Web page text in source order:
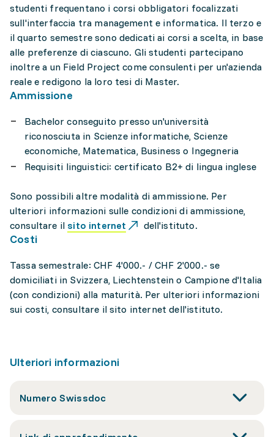
studenti frequentano i corsi obbligatori focalizzati
sull'interfaccia tra management e informatica. Il terzo e
il quarto semestre sono dedicati ai corsi a scelta, in base
alle preferenze di ciascuno. Gli studenti partecipano
inoltre a un Field Project come consulenti per un'azienda
reale e redigono la loro tesi di Master.
Ammissione
Bachelor conseguito presso un'università
riconosciuta in Scienze informatiche, Scienze
economiche, Matematica, Business o Ingegneria
Requisiti linguistici: certificato B2+ di lingua inglese
Sono possibili altre modalità di ammissione. Per
ulteriori informazioni sulle condizioni di ammissione,
consultare il sito internet dell'istituto.
Costi
Tassa semestrale: CHF 4'000.- / CHF 2'000.- se
domiciliati in Svizzera, Liechtenstein o Campione d'Italia
(con condizioni) alla maturità. Per ulteriori informazioni
sui costi, consultare il sito internet dell'istituto.
Ulteriori informazioni
Numero Swissdoc